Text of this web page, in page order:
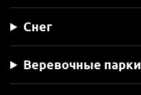
Снег
Веревочные парки